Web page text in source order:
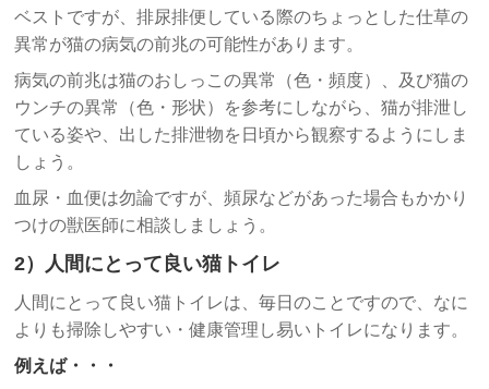
ベストですが、排尿排便している際のちょっとした仕草の
異常が猫の病気の前兆の可能性があります。
病気の前兆は猫のおしっこの異常（色・頻度）、及び猫の
ウンチの異常（色・形状）を参考にしながら、猫が排泄し
ている姿や、出した排泄物を日頃から観察するようにしま
しょう。
血尿・血便は勿論ですが、頻尿などがあった場合もかかり
つけの獣医師に相談しましょう。
2）人間にとって良い猫トイレ
人間にとって良い猫トイレは、毎日のことですので、なに
よりも掃除しやすい・健康管理し易いトイレになります。
例えば・・・